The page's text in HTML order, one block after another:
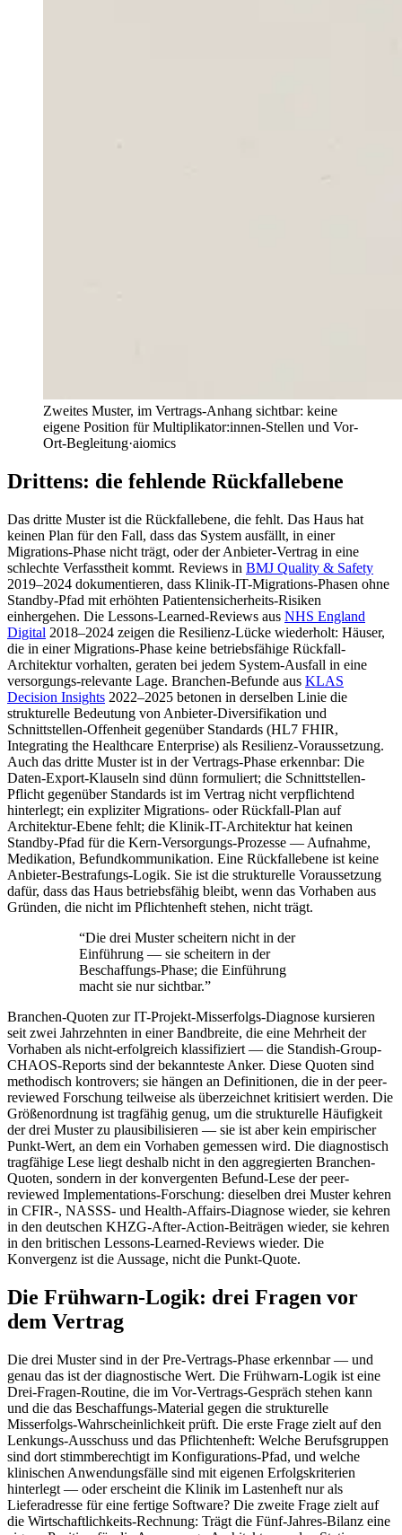
Zweites Muster, im Vertrags-Anhang sichtbar: keine
eigene Position für Multiplikator:innen-Stellen und Vor-
Ort-Begleitung·aiomics
Drittens: die fehlende Rückfallebene
Das dritte Muster ist die Rückfallebene, die fehlt. Das Haus hat
keinen Plan für den Fall, dass das System ausfällt, in einer
Migrations-Phase nicht trägt, oder der Anbieter-Vertrag in eine
schlechte Verfasstheit kommt. Reviews in BMJ Quality & Safety
2019–2024 dokumentieren, dass Klinik-IT-Migrations-Phasen ohne
Standby-Pfad mit erhöhten Patientensicherheits-Risiken
einhergehen. Die Lessons-Learned-Reviews aus NHS England
Digital 2018–2024 zeigen die Resilienz-Lücke wiederholt: Häuser,
die in einer Migrations-Phase keine betriebsfähige Rückfall-
Architektur vorhalten, geraten bei jedem System-Ausfall in eine
versorgungs-relevante Lage. Branchen-Befunde aus KLAS
Decision Insights 2022–2025 betonen in derselben Linie die
strukturelle Bedeutung von Anbieter-Diversifikation und
Schnittstellen-Offenheit gegenüber Standards (HL7 FHIR,
Integrating the Healthcare Enterprise) als Resilienz-Voraussetzung.
Auch das dritte Muster ist in der Vertrags-Phase erkennbar: Die
Daten-Export-Klauseln sind dünn formuliert; die Schnittstellen-
Pflicht gegenüber Standards ist im Vertrag nicht verpflichtend
hinterlegt; ein expliziter Migrations- oder Rückfall-Plan auf
Architektur-Ebene fehlt; die Klinik-IT-Architektur hat keinen
Standby-Pfad für die Kern-Versorgungs-Prozesse — Aufnahme,
Medikation, Befundkommunikation. Eine Rückfallebene ist keine
Anbieter-Bestrafungs-Logik. Sie ist die strukturelle Voraussetzung
dafür, dass das Haus betriebsfähig bleibt, wenn das Vorhaben aus
Gründen, die nicht im Pflichtenheft stehen, nicht trägt.
“Die drei Muster scheitern nicht in der
Einführung — sie scheitern in der
Beschaffungs-Phase; die Einführung
macht sie nur sichtbar.”
Branchen-Quoten zur IT-Projekt-Misserfolgs-Diagnose kursieren
seit zwei Jahrzehnten in einer Bandbreite, die eine Mehrheit der
Vorhaben als nicht-erfolgreich klassifiziert — die Standish-Group-
CHAOS-Reports sind der bekannteste Anker. Diese Quoten sind
methodisch kontrovers; sie hängen an Definitionen, die in der peer-
reviewed Forschung teilweise als überzeichnet kritisiert werden. Die
Größenordnung ist tragfähig genug, um die strukturelle Häufigkeit
der drei Muster zu plausibilisieren — sie ist aber kein empirischer
Punkt-Wert, an dem ein Vorhaben gemessen wird. Die diagnostisch
tragfähige Lese liegt deshalb nicht in den aggregierten Branchen-
Quoten, sondern in der konvergenten Befund-Lese der peer-
reviewed Implementations-Forschung: dieselben drei Muster kehren
in CFIR-, NASSS- und Health-Affairs-Diagnose wieder, sie kehren
in den deutschen KHZG-After-Action-Beiträgen wieder, sie kehren
in den britischen Lessons-Learned-Reviews wieder. Die
Konvergenz ist die Aussage, nicht die Punkt-Quote.
Die Frühwarn-Logik: drei Fragen vor
dem Vertrag
Die drei Muster sind in der Pre-Vertrags-Phase erkennbar — und
genau das ist der diagnostische Wert. Die Frühwarn-Logik ist eine
Drei-Fragen-Routine, die im Vor-Vertrags-Gespräch stehen kann
und die das Beschaffungs-Material gegen die strukturelle
Misserfolgs-Wahrscheinlichkeit prüft. Die erste Frage zielt auf den
Lenkungs-Ausschuss und das Pflichtenheft: Welche Berufsgruppen
sind dort stimmberechtigt im Konfigurations-Pfad, und welche
klinischen Anwendungsfälle sind mit eigenen Erfolgskriterien
hinterlegt — oder erscheint die Klinik im Lastenheft nur als
Lieferadresse für eine fertige Software? Die zweite Frage zielt auf
die Wirtschaftlichkeits-Rechnung: Trägt die Fünf-Jahres-Bilanz eine